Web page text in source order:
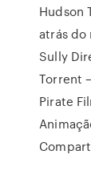
Hudson
atrás do
Sully
Torrent
Pirate